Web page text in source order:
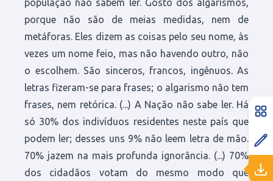
população não sabem ler. Gosto dos algarismos,
porque não são de meias medidas, nem de
metáforas. Eles dizem as coisas pelo seu nome, às
vezes um nome feio, mas não havendo outro, não
o escolhem. São sinceros, francos, ingênuos. As
letras fizeram-se para frases; o algarismo não tem
frases, nem retórica. (...) A Nação não sabe ler. Há
só 30% dos indivíduos residentes neste país que
podem ler; desses uns 9% não leem letra de mão.
70% jazem na mais profunda ignorância. (...) 70%
dos cidadãos votam do mesmo modo que